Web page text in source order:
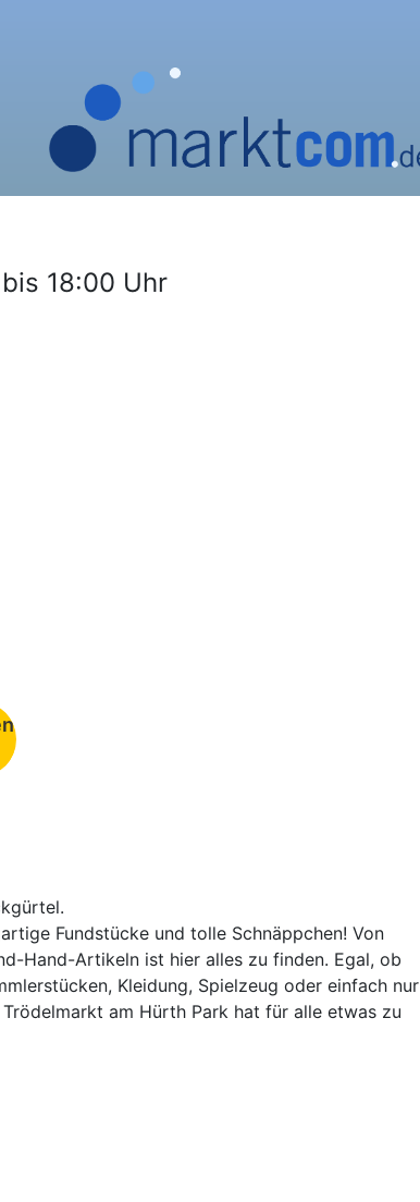
18:00 Uhr
Fundstücke und tolle Schnäppchen! Von
Hand-Artikeln ist hier alles zu finden. Egal, ob
Kleidung, Spielzeug oder einfach nur
am Hürth Park hat für alle etwas zu